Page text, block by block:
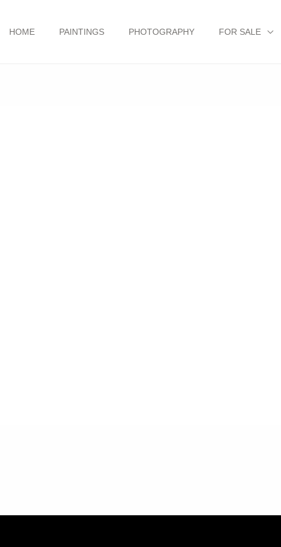
HOME PAINTINGS PHOTOGRAPHY FOR SALE